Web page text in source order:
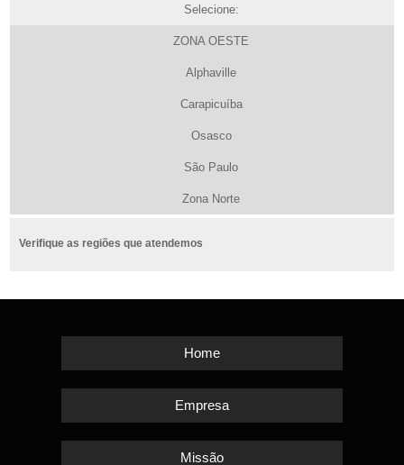
Selecione:
ZONA OESTE
Alphaville
Carapicuíba
Osasco
São Paulo
Zona Norte
Verifique as regiões que atendemos
Home
Empresa
Missão